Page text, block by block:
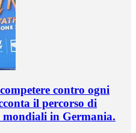
contro ogni
il percorso di
in Germania.